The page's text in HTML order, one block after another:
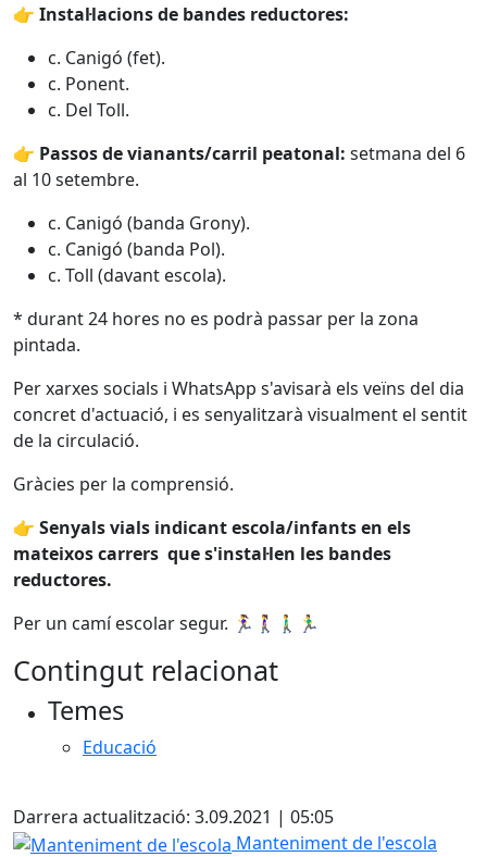
👉 Instal·lacions de bandes reductores:
c. Canigó (fet).
c. Ponent.
c. Del Toll.
👉 Passos de vianants/carril peatonal: setmana del 6
al 10 setembre.
c. Canigó (banda Grony).
c. Canigó (banda Pol).
c. Toll (davant escola).
* durant 24 hores no es podrà passar per la zona
pintada.
Per xarxes socials i WhatsApp s'avisarà els veïns del dia
concret d'actuació, i es senyalitzarà visualment el sentit
de la circulació.
Gràcies per la comprensió.
👉 Senyals vials indicant escola/infants en els
mateixos carrers que s'instal·len les bandes
reductores.
Per un camí escolar segur. 🏃‍♀️🚶‍♀️🚶‍♂️🏃‍♂️
Contingut relacionat
Temes
Educació
Darrera actualització: 3.09.2021 | 05:05
Manteniment de l'escola
Manteniment de l'escola